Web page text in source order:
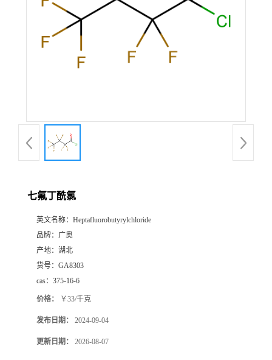
七氟丁酰氯
英文名称： Heptafluorobutyrylchloride
品牌： 广奥
产地： 湖北
货号： GA8303
cas： 375-16-6
价格： ￥33/千克
发布日期： 2024-09-04
更新日期： 2026-08-07